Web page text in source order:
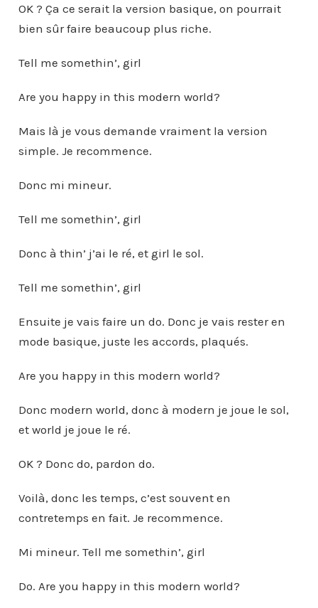
OK ? Ça ce serait la version basique, on pourrait
bien sûr faire beaucoup plus riche.
Tell me somethin’, girl
Are you happy in this modern world?
Mais là je vous demande vraiment la version
simple. Je recommence.
Donc mi mineur.
Tell me somethin’, girl
Donc à thin’ j’ai le ré, et girl le sol.
Tell me somethin’, girl
Ensuite je vais faire un do. Donc je vais rester en
mode basique, juste les accords, plaqués.
Are you happy in this modern world?
Donc modern world, donc à modern je joue le sol,
et world je joue le ré.
OK ? Donc do, pardon do.
Voilà, donc les temps, c’est souvent en
contretemps en fait. Je recommence.
Mi mineur. Tell me somethin’, girl
Do. Are you happy in this modern world?